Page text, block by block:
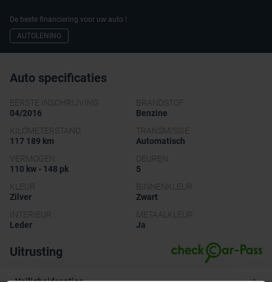
De beste financiering voor uw auto !
AUTOLENING
Auto specificaties
EERSTE INSCHRIJVING
04/2016
BRANDSTOF
Benzine
KILOMETERSTAND
117 189 km
TRANSMISSIE
Automatisch
VERMOGEN
110 kw - 148 pk
DEUREN
5
KLEUR
Zilver
BINNENKLEUR
Zwart
INTERIEUR
Leder
METAALKLEUR
Ja
Uitrusting